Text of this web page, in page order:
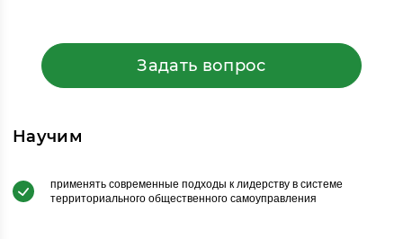
Задать вопрос
Научим
применять современные подходы к лидерству в системе
территориального общественного самоуправления